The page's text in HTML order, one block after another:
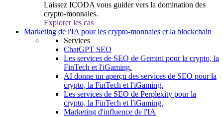
Laissez ICODA vous guider vers la domination des
crypto-monnaies.
Explorer les cas
Marketing de l'IA pour les crypto-monnaies et la blockchain
Services
ChatGPT SEO
Les services de SEO de Gemini pour la crypto, la
FinTech et l'iGaming.
AI donne un aperçu des services de SEO pour la
crypto, la FinTech et l'iGaming.
Les services de SEO de Perplexity pour la
crypto, la FinTech et l'iGaming.
Marketing d'influence de l'IA